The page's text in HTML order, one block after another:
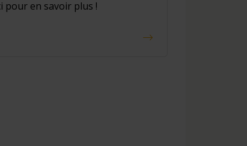
pour en savoir plus !